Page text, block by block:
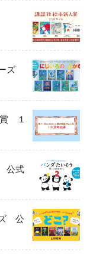
ズ
賞 １
公式
ズ 公